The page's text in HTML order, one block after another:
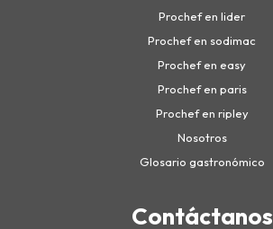
Prochef en lider
Prochef en sodimac
Prochef en easy
Prochef en paris
Prochef en ripley
Nosotros
Glosario gastronómico
Contáctanos